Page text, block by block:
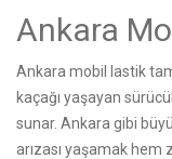
Ankara
Ankara mobil lastik
kaçağı yaşayan
sunar. Ankara gibi
arızası yaşamak hem